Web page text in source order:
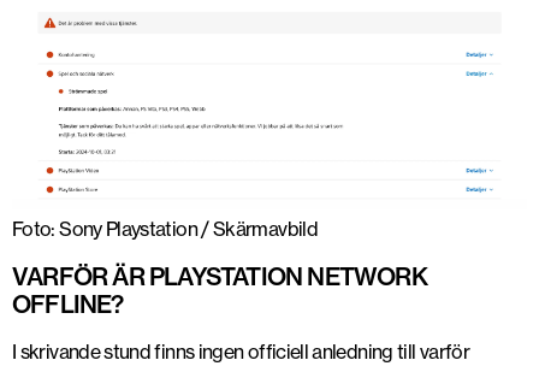
Foto: Sony Playstation / Skärmavbild
VARFÖR ÄR PLAYSTATION NETWORK
OFFLINE?
I skrivande stund finns ingen officiell anledning till varför